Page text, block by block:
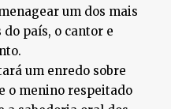
um dos mais
país, o cantor e
um enredo sobre
o menino respeitado